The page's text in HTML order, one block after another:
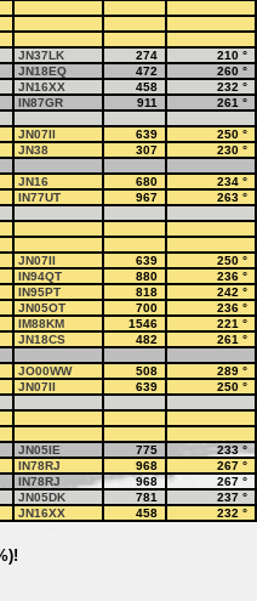
JN37LK 274 210 °
JN18EQ 472 260 °
JN16XX 458 232 °
IN87GR 911 261 °
JN07II 639 250 °
JN38 307 230 °
JN16 680 234 °
IN77UT 967 263 °
JN07II 639 250 °
IN94QT 880 236 °
IN95PT 818 242 °
JN05OT 700 236 °
IM88KM 1546 221 °
JN18CS 482 261 °
JO00WW 508 289 °
JN07II 639 250 °
JN05IE 775 233 °
IN78RJ 968 267 °
IN78RJ 968 267 °
JN05DK 781 237 °
JN16XX 458 232 °